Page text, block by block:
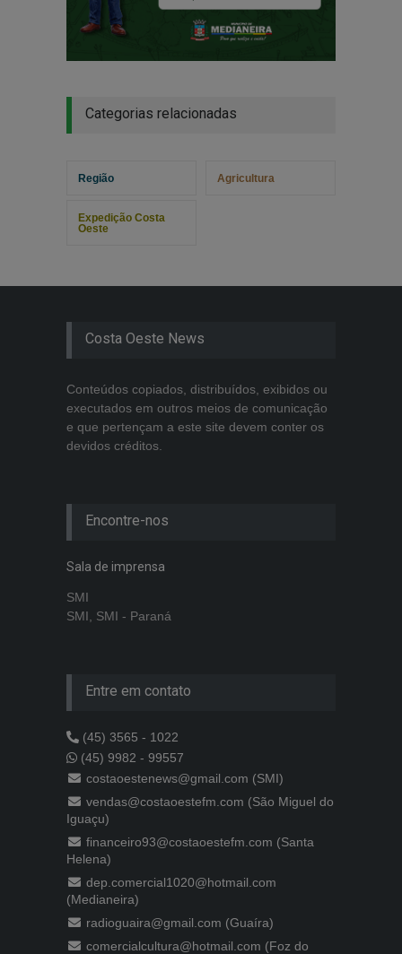
Categorias relacionadas
Região Agricultura
Expedição Costa
Oeste
Costa Oeste News
Conteúdos copiados, distribuídos, exibidos ou
executados em outros meios de comunicação
e que pertençam a este site devem conter os
devidos créditos.
Encontre-nos
Sala de imprensa
SMI
SMI, SMI - Paraná
Entre em contato
(45) 3565 - 1022
(45) 9982 - 99557
costaoestenews@gmail.com (SMI)
vendas@costaoestefm.com (São Miguel do
Iguaçu)
financeiro93@costaoestefm.com (Santa
Helena)
dep.comercial1020@hotmail.com
(Medianeira)
radioguaira@gmail.com (Guaíra)
comercialcultura@hotmail.com (Foz do